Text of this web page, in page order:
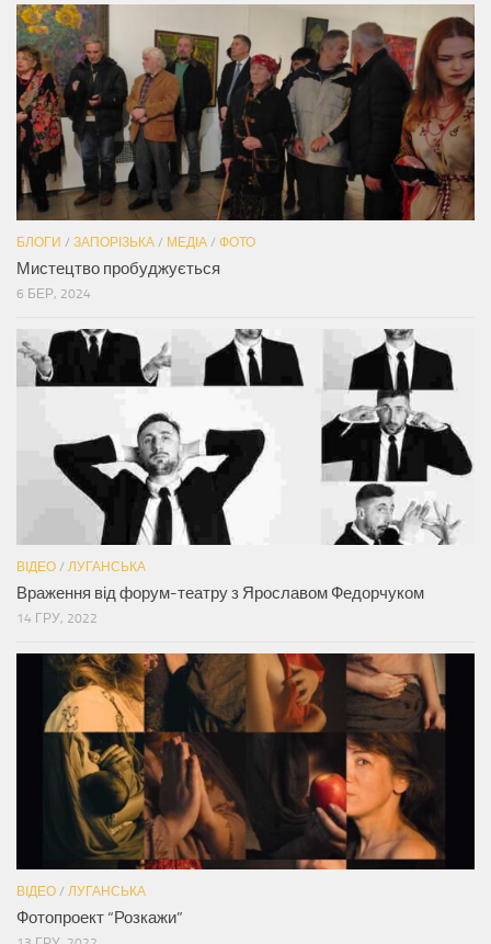
БЛОГИ / ЗАПОРІЗЬКА / МЕДІА / ФОТО
Мистецтво пробуджується
6 БЕР, 2024
ВІДЕО / ЛУГАНСЬКА
Враження від форум-театру з Ярославом Федорчуком
14 ГРУ, 2022
ВІДЕО / ЛУГАНСЬКА
Фотопроект “Розкажи”